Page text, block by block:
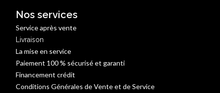
Nos services
Service après vente
Livraison
La mise en service
Paiement 100 % sécurisé et garanti
Financement crédit
Conditions Générales de Vente et de Service